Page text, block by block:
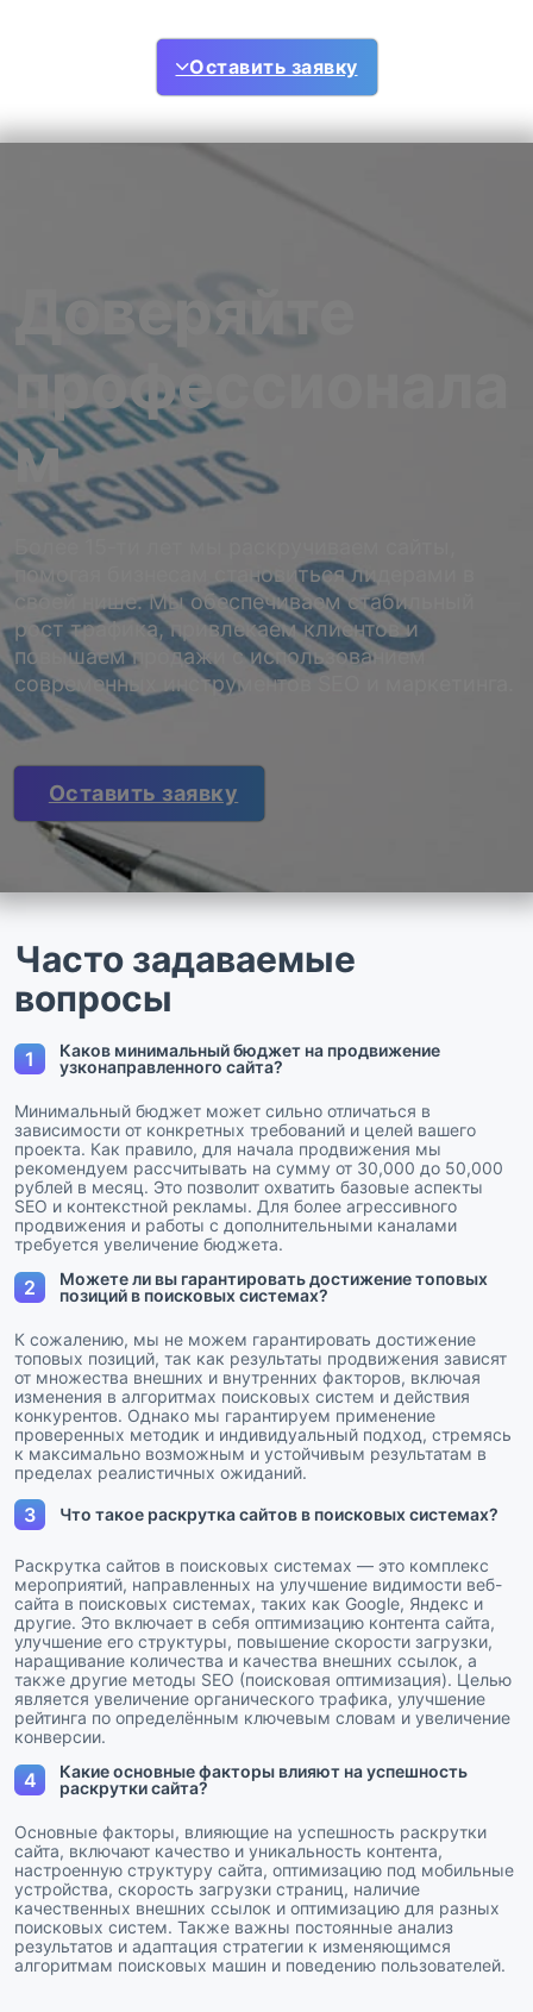
Оставить заявку
Доверяйте
профессионала
м
помогая бизнесам становиться лидерами в
своей нише. Мы обеспечиваем стабильный
рост трафика, привлекаем клиентов и
повышаем продажи с использованием
современных инструментов SEO и маркетинга.
Оставить заявку
Часто задаваемые
вопросы
1
Каков минимальный бюджет на продвижение
узконаправленного сайта?
Минимальный бюджет может сильно отличаться в
зависимости от конкретных требований и целей вашего
проекта. Как правило, для начала продвижения мы
рекомендуем рассчитывать на сумму от 30,000 до 50,000
рублей в месяц. Это позволит охватить базовые аспекты
SEO и контекстной рекламы. Для более агрессивного
продвижения и работы с дополнительными каналами
требуется увеличение бюджета.
2
Можете ли вы гарантировать достижение топовых
позиций в поисковых системах?
К сожалению, мы не можем гарантировать достижение
топовых позиций, так как результаты продвижения зависят
от множества внешних и внутренних факторов, включая
изменения в алгоритмах поисковых систем и действия
конкурентов. Однако мы гарантируем применение
проверенных методик и индивидуальный подход, стремясь
к максимально возможным и устойчивым результатам в
пределах реалистичных ожиданий.
3 Что такое раскрутка сайтов в поисковых системах?
Раскрутка сайтов в поисковых системах — это комплекс
мероприятий, направленных на улучшение видимости веб-
сайта в поисковых системах, таких как Google, Яндекс и
другие. Это включает в себя оптимизацию контента сайта,
улучшение его структуры, повышение скорости загрузки,
наращивание количества и качества внешних ссылок, а
также другие методы SEO (поисковая оптимизация). Целью
является увеличение органического трафика, улучшение
рейтинга по определённым ключевым словам и увеличение
конверсии.
4
Какие основные факторы влияют на успешность
раскрутки сайта?
Основные факторы, влияющие на успешность раскрутки
сайта, включают качество и уникальность контента,
настроенную структуру сайта, оптимизацию под мобильные
устройства, скорость загрузки страниц, наличие
качественных внешних ссылок и оптимизацию для разных
поисковых систем. Также важны постоянные анализ
результатов и адаптация стратегии к изменяющимся
алгоритмам поисковых машин и поведению пользователей.